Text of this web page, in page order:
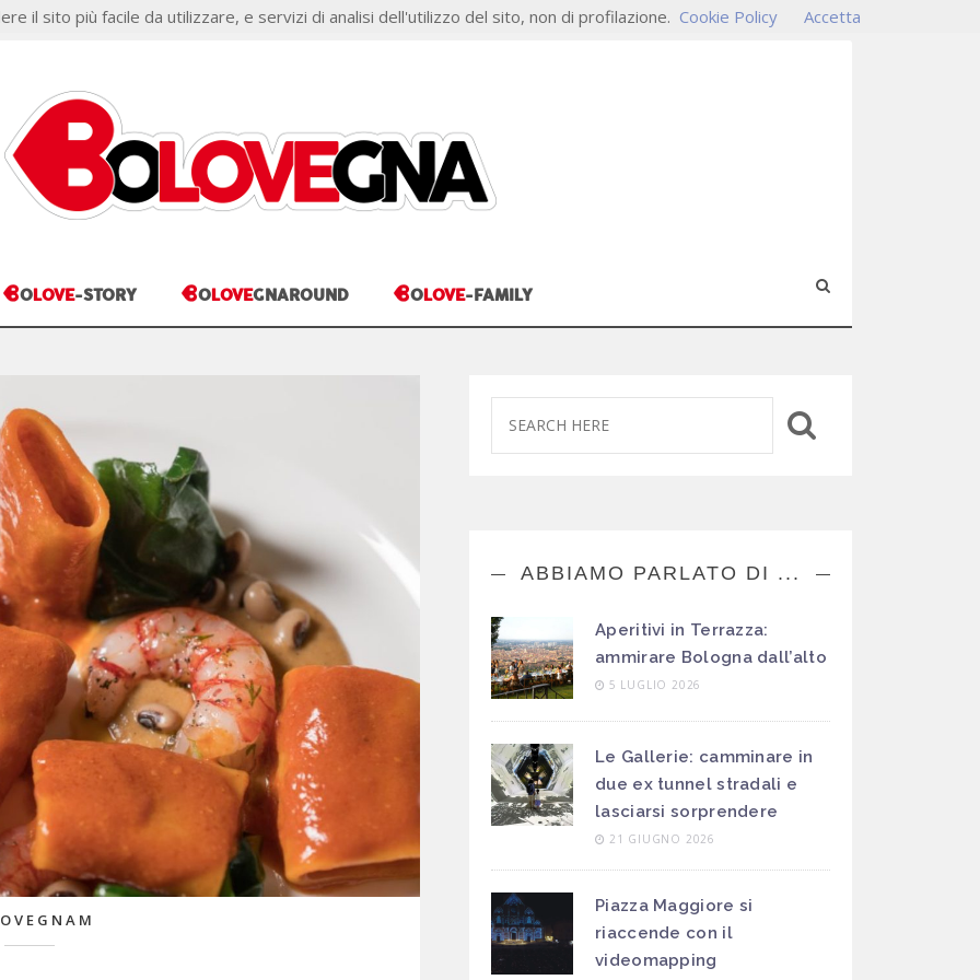
COOKIE POLICY
BOLOVE-STORY BOLOVEGNAROUND BOLOVE-FAMILY
ABBIAMO PARLATO DI ...
Aperitivi in Terrazza:
ammirare Bologna dall’alto
5 LUGLIO 2026
Le Gallerie: camminare in
due ex tunnel stradali e
lasciarsi sorprendere
21 GIUGNO 2026
Piazza Maggiore si
riaccende con il
videomapping
il sito più facile da utilizzare, e servizi di analisi dell'utilizzo del sito, non di profilazione. Cookie Policy Accetta